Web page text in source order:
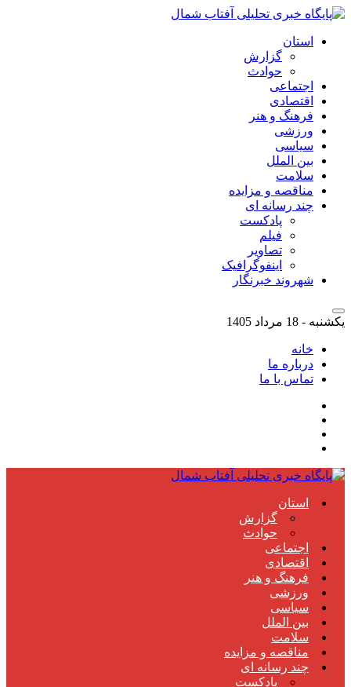
استان
گزارش
حوادث
اجتماعی
اقتصادی
فرهنگ و هنر
ورزشی
سیاسی
بین الملل
سلامت
مناقصه و مزایده
چند رسانه ای
پادکست
فیلم
تصاویر
اینفوگرافیک
شهروند خبرنگار
یکشنبه - 18 مرداد 1405
خانه
درباره ما
تماس با ما
استان
گزارش
حوادث
اجتماعی
اقتصادی
فرهنگ و هنر
ورزشی
سیاسی
بین الملل
سلامت
مناقصه و مزایده
چند رسانه ای
پادکست